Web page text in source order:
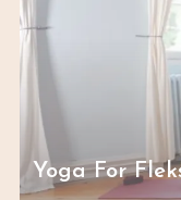
Yoga For